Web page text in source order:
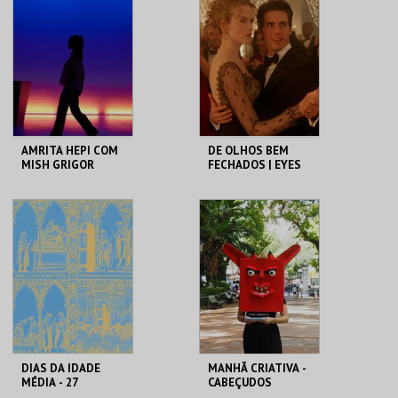
MAIS INFO
COMPRAR
ROMANO
MAIS INFO
COMPRAR
AMRITA HEPI COM
MISH GRIGOR
TBA - TEATRO
BAIRRO ALTO
MAIS INFO
COMPRAR
DE OLHOS BEM
FECHADOS | EYES
CAPITÓLIO.
MAIS INFO
COMPRAR
DIAS DA IDADE
MÉDIA - 27
MANHÃ CRIATIVA -
CABEÇUDOS